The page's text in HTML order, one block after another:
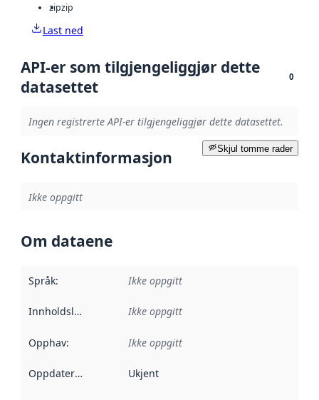
zipzip
Last ned
API-er som tilgjengeliggjør dette
datasettet
0
Ingen registrerte API-er tilgjengeliggjør dette datasettet.
Skjul tomme rader
Kontaktinformasjon
Ikke oppgitt
Om dataene
Språk: Ikke oppgitt
Innholdsleverandører :
Ikke oppgitt
Opphav: Ikke oppgitt
Oppdateringsfrekvens :
Ukjent